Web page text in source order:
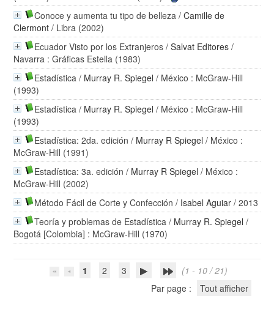
Conoce y aumenta tu tipo de belleza /Camille de
Clermont / Libra (2002)
Ecuador Visto por los Extranjeros /Salvat Editores /
Navarra : Gráficas Estella (1983)
Estadística / Murray R. Spiegel / México : McGraw-Hill
(1993)
Estadística / Murray R. Spiegel / México : McGraw-Hill
(1993)
Estadística: 2da. edición / Murray R Spiegel / México :
McGraw-Hill (1991)
Estadística: 3a. edición / Murray R Spiegel / México :
McGraw-Hill (2002)
Método Fácil de Corte y Confección / Isabel Aguiar / 2013
Teoría y problemas de Estadística / Murray R. Spiegel /
Bogotá [Colombia] : McGraw-Hill (1970)
1 2 3
(1 - 10 / 21)
Par page :
Tout afficher